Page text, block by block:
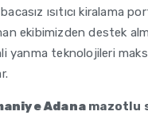
bacasız ısıtıcı kiralama
ekibimizden destek
yanma teknolojileri
Adana mazotlu